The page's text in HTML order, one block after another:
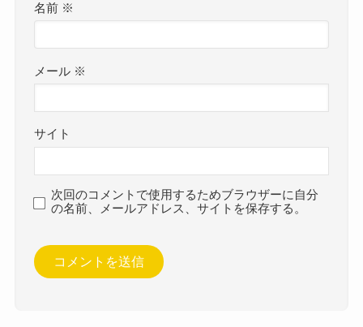
名前 ※
メール ※
サイト
次回のコメントで使用するためブラウザーに自分
の名前、メールアドレス、サイトを保存する。